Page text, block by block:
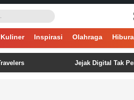
Kuliner Inspirasi Olahraga
Jejak Digital Tak Pernah